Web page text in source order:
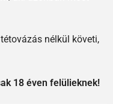
nélkül követi,
18 éven felülieknek!